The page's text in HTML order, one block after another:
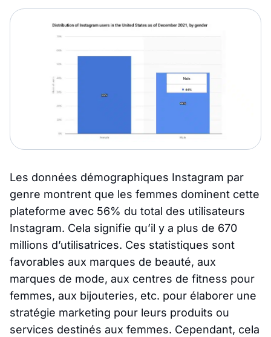
Les données démographiques Instagram par
genre montrent que les femmes dominent cette
plateforme avec 56% du total des utilisateurs
Instagram. Cela signifie qu’il y a plus de 670
millions d’utilisatrices. Ces statistiques sont
favorables aux marques de beauté, aux
marques de mode, aux centres de fitness pour
femmes, aux bijouteries, etc. pour élaborer une
stratégie marketing pour leurs produits ou
services destinés aux femmes. Cependant, cela